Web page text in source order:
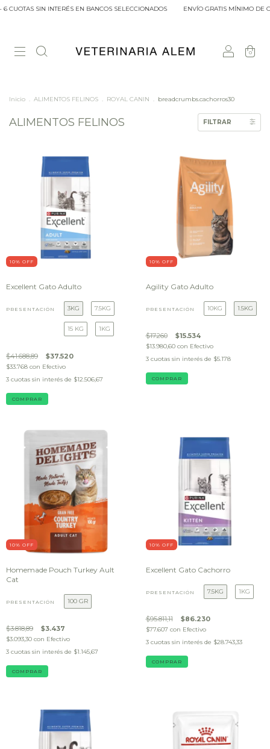
SIN INTERÉS EN BANCOS SELECCIONADOS ENVÍO GRATIS MÍNIMO DE
0
Inicio . ALIMENTOS FELINOS . ROYAL CANIN . breadcrumbs.cachorros30
ALIMENTOS FELINOS FILTRAR
10% OFF
Excellent Gato Adulto
PRESENTACIÓN 3KG 7.5KG
15 KG 1KG
$41.688,89 $37.520
$33.768 con Efectivo
3 cuotas sin interés de $12.506,67
COMPRAR
10% OFF
Agility Gato Adulto
PRESENTACIÓN 10KG 1.5KG
$17.260 $15.534
$13.980,60 con Efectivo
3 cuotas sin interés de $5.178
COMPRAR
10% OFF
Homemade Pouch Turkey Ault
Cat
PRESENTACIÓN 100 GR
$3.818,89 $3.437
$3.093,30 con Efectivo
3 cuotas sin interés de $1.145,67
COMPRAR
10% OFF
Excellent Gato Cachorro
PRESENTACIÓN 7.5KG 1KG
$95.811,11 $86.230
$77.607 con Efectivo
3 cuotas sin interés de $28.743,33
COMPRAR